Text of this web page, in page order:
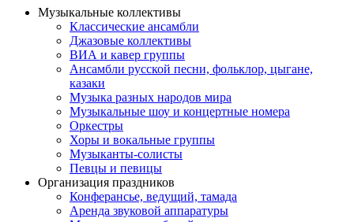
Музыкальные коллективы
Классические ансамбли
Джазовые коллективы
ВИА и кавер группы
Ансамбли русской песни, фольклор, цыгане,
казаки
Музыка разных народов мира
Музыкальные шоу и концертные номера
Оркестры
Хоры и вокальные группы
Музыканты-солисты
Певцы и певицы
Организация праздников
Конферансье, ведущий, тамада
Аренда звуковой аппаратуры